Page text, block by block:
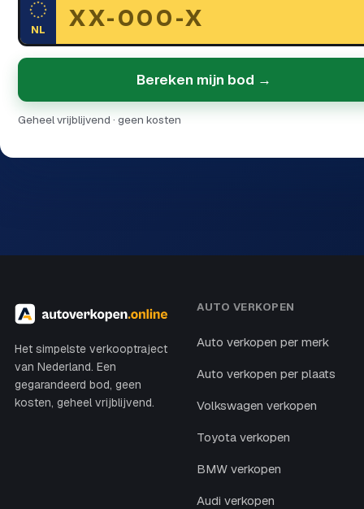
NL
Bereken mijn bod →
Geheel vrijblijvend · geen kosten
Het simpelste verkooptraject
van Nederland. Een
gegarandeerd bod, geen
kosten, geheel vrijblijvend.
AUTO VERKOPEN
Auto verkopen per merk
Auto verkopen per plaats
Volkswagen verkopen
Toyota verkopen
BMW verkopen
Audi verkopen